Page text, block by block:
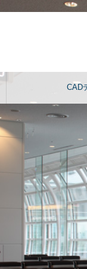
シャッター
ガレージシャッター
重量シャッター
防煙製品・防災製品
軽量シャッター
オーバースライディン
パネルシャッター
高速シートシャッター
CAD